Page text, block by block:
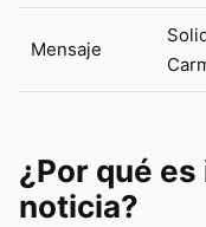
Mensaje
¿Por qué
noticia?